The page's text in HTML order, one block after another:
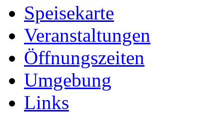
Speisekarte
Veranstaltungen
Öffnungszeiten
Umgebung
Links